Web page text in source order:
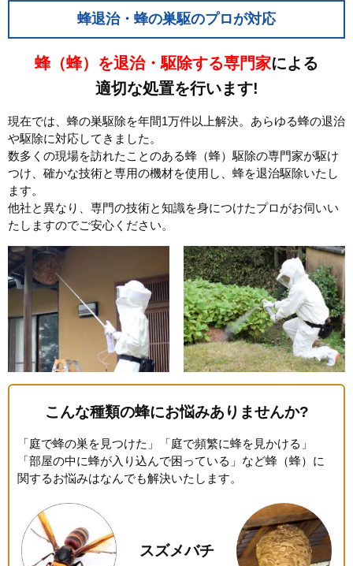
蜂退治・蜂の巣駆のプロが対応
蜂（蜂）を退治・駆除する専門家による
適切な処置を行います!
現在では、蜂の巣駆除を年間1万件以上解決。あらゆる蜂の退治
や駆除に対応してきました。
数多くの現場を訪れたことのある蜂（蜂）駆除の専門家が駆け
つけ、確かな技術と専用の機材を使用し、蜂を退治駆除いたし
ます。
他社と異なり、専門の技術と知識を身につけたプロがお伺いい
たしますのでご安心ください。
こんな種類の蜂にお悩みありませんか?
「庭で蜂の巣を見つけた」「庭で頻繁に蜂を見かける」
「部屋の中に蜂が入り込んで困っている」など蜂（蜂）に
関するお悩みはなんでも解決いたします。
スズメバチ